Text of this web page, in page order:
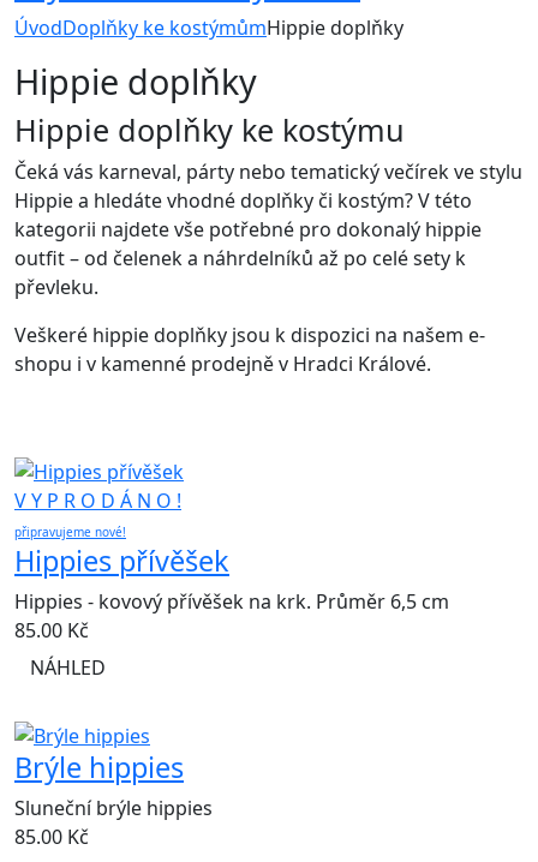
ÚvodDoplňky ke kostýmůmHippie doplňky
Hippie doplňky
Hippie doplňky ke kostýmu
Čeká vás karneval, párty nebo tematický večírek ve stylu
Hippie a hledáte vhodné doplňky či kostým? V této
kategorii najdete vše potřebné pro dokonalý hippie
outfit – od čelenek a náhrdelníků až po celé sety k
převleku.
Veškeré hippie doplňky jsou k dispozici na našem e-
shopu i v kamenné prodejně v Hradci Králové.
V Y P R O D Á N O !
připravujeme nové!
Hippies přívěšek
Hippies - kovový přívěšek na krk. Průměr 6,5 cm
85.00 Kč
NÁHLED
Brýle hippies
Sluneční brýle hippies
85.00 Kč